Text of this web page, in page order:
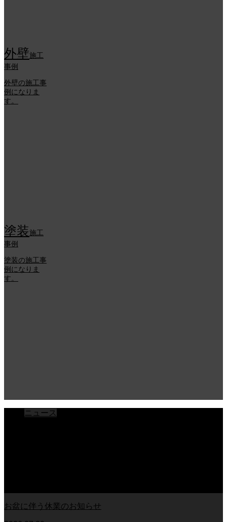
外壁施工
事例
外壁の施工事
例になりま
す。
塗装施工
事例
塗装の施工事
例になりま
す。
ニュース
お盆に伴う休業のお知らせ